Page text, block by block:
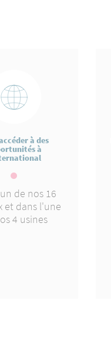
à des
à
de nos 16
et dans l'une
4 usines